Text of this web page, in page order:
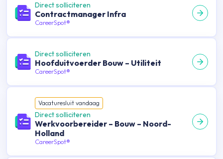
Direct solliciteren
Contractmanager Infra
CareerSpot®
Direct solliciteren
Hoofduitvoerder Bouw – Utiliteit
CareerSpot®
Vacaturesluit vandaag
Direct solliciteren
Werkvoorbereider – Bouw – Noord-
Holland
CareerSpot®